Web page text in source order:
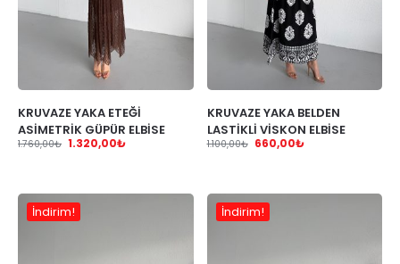
KRUVAZE YAKA ETEĞİ
ASİMETRİK GÜPÜR ELBİSE
1.760,00₺ 1.320,00₺
KRUVAZE YAKA BELDEN
LASTİKLİ VİSKON ELBİSE
1.100,00₺ 660,00₺
İndirim! İndirim!